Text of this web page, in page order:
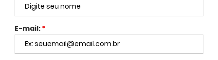
E-mail: *